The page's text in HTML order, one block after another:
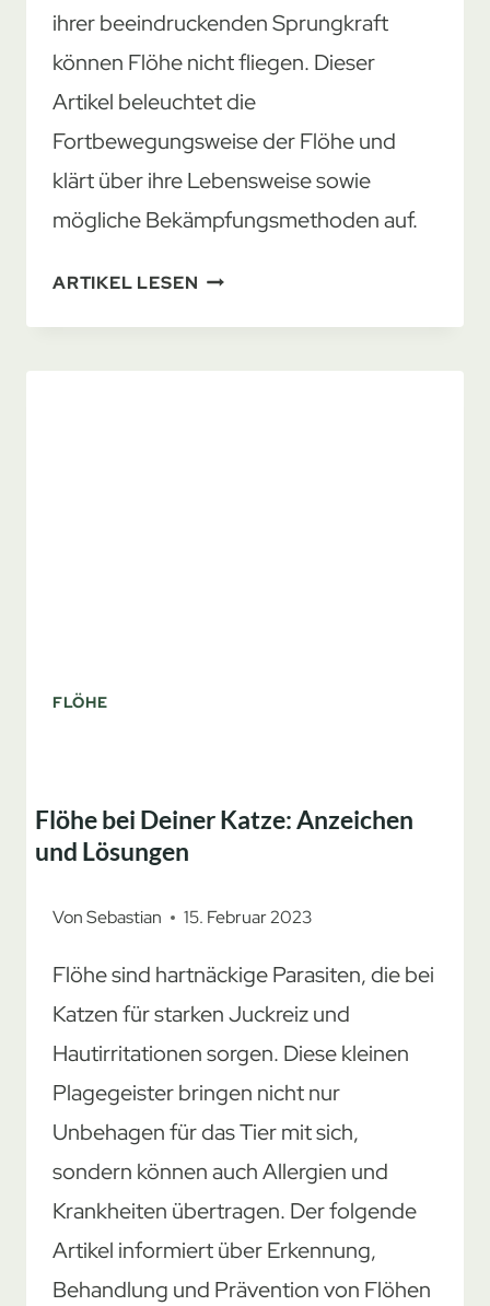
ihrer beeindruckenden Sprungkraft
können Flöhe nicht fliegen. Dieser
Artikel beleuchtet die
Fortbewegungsweise der Flöhe und
klärt über ihre Lebensweise sowie
mögliche Bekämpfungsmethoden auf.
ARTIKEL LESEN FLÖHE:
FLÖHE
Flöhe bei Deiner Katze: Anzeichen
und Lösungen
VonSebastian 15. Februar 2023
Flöhe sind hartnäckige Parasiten, die bei
Katzen für starken Juckreiz und
Hautirritationen sorgen. Diese kleinen
Plagegeister bringen nicht nur
Unbehagen für das Tier mit sich,
sondern können auch Allergien und
Krankheiten übertragen. Der folgende
Artikel informiert über Erkennung,
Behandlung und Prävention von Flöhen